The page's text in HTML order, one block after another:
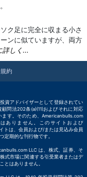
ク足に完全に収まる小さ
ンに似ていますが、両方
詳しく...
約
資アドバイザーとして登録されてい
問法202条(a)(11)およびそれに対応
す。そのため、Americanbulls.com
ありません。このサイトおよび
トは、会員および/または見込み会員
定期的な刊行物です。
LLC は、株式、証券、そ
式市場に関連する引受業者またはデ
とはありません。